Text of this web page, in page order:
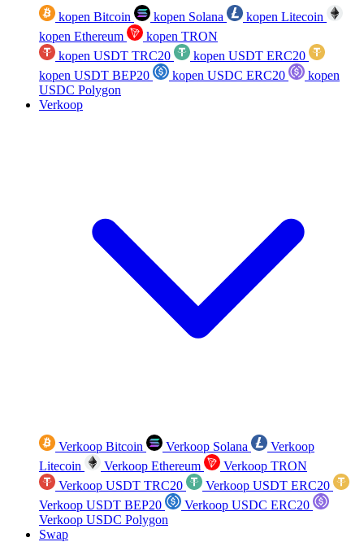
kopen Bitcoin kopen Solana
kopen Litecoin
kopen Ethereum
kopen TRON
kopen USDT TRC20
kopen USDT ERC20
kopen USDT BEP20
kopen USDC ERC20
kopen
USDC Polygon
Verkoop
Verkoop Bitcoin Verkoop Solana
Verkoop
Litecoin
Verkoop Ethereum
Verkoop TRON
Verkoop USDT TRC20
Verkoop USDT ERC20
Verkoop USDT BEP20
Verkoop USDC ERC20
Verkoop USDC Polygon
Swap